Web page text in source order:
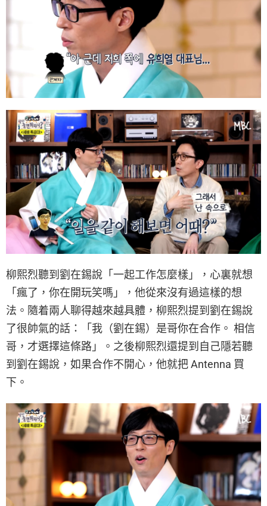
柳熙烈聽到劉在錫說「一起工作怎麼樣」，心裏就想
「瘋了，你在開玩笑嗎」，他從來沒有過這樣的想
法。隨着兩人聊得越來越具體，柳熙烈提到劉在錫說
了很帥氣的話：「我（劉在錫）是哥你在合作。 相信
哥，才選擇這條路」。之後柳熙烈還提到自己隱若聽
到劉在錫說，如果合作不開心，他就把 Antenna 買
下。